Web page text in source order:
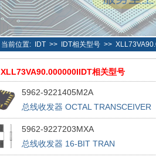
当前位置: IDT>> IDT相关型号>>
XLL73VA90.000000IIDT相关型号
5962-9221405M2A
总线收发器 OCTAL TRANSCEIVER
5962-9227203MXA
总线收发器 16-BIT TRAN